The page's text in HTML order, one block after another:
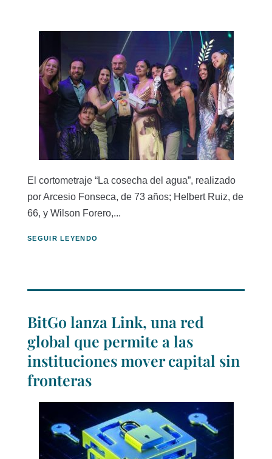
El cortometraje “La cosecha del agua”, realizado
por Arcesio Fonseca, de 73 años; Helbert Ruiz, de
66, y Wilson Forero,...
SEGUIR LEYENDO
BitGo lanza Link, una red
global que permite a las
instituciones mover capital sin
fronteras